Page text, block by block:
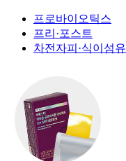
프로바이오틱스
프리·포스트
차전자피·식이섬유